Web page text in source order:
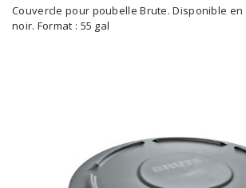
Balais et porte-poussières
Chariots et manutention
Distributrices et supports
Vêtements de sécurité
Couvercle pour poubelle Brute. Disponible en gris, jaune, blanc et
noir. Format : 55 gal